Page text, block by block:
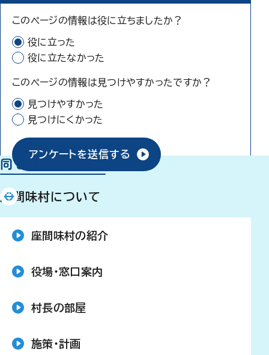
このページの情報は役に立ちましたか？
役に立った
役に立たなかった
このページの情報は見つけやすかったですか？
見つけやすかった
見つけにくかった
アンケートを送信する
同じ分類から探す
座間味村について
座間味村の紹介
役場・窓口案内
村長の部屋
施策・計画